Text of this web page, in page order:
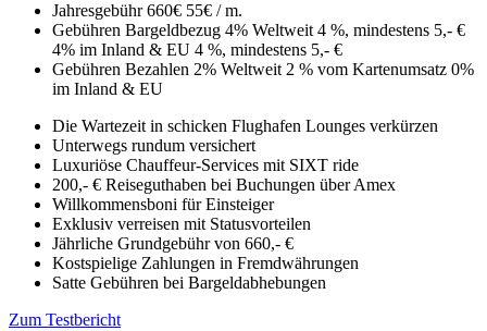
Jahresgebühr 660€ 55€ / m.
Gebühren Bargeldbezug 4% Weltweit 4 %, mindestens 5,- €
4% im Inland & EU 4 %, mindestens 5,- €
Gebühren Bezahlen 2% Weltweit 2 % vom Kartenumsatz 0%
im Inland & EU
Die Wartezeit in schicken Flughafen Lounges verkürzen
Unterwegs rundum versichert
Luxuriöse Chauffeur-Services mit SIXT ride
200,- € Reiseguthaben bei Buchungen über Amex
Willkommensboni für Einsteiger
Exklusiv verreisen mit Statusvorteilen
Jährliche Grundgebühr von 660,- €
Kostspielige Zahlungen in Fremdwährungen
Satte Gebühren bei Bargeldabhebungen
Zum Testbericht